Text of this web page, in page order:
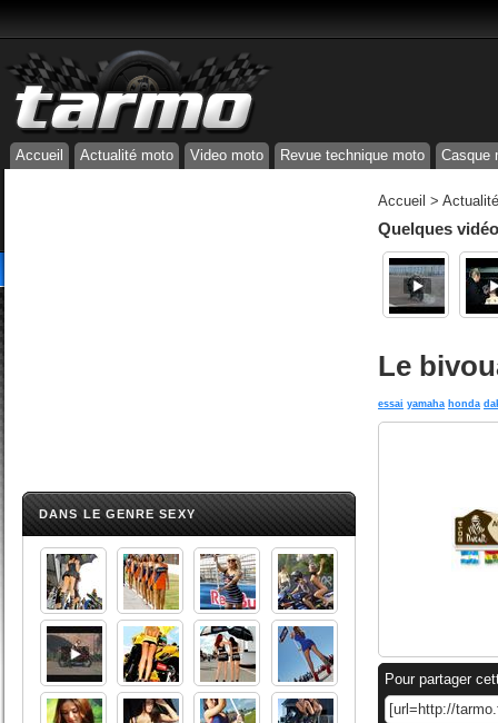
Accueil Actualité moto Video moto Revue technique moto Casque
DANS LE GENRE SEXY
Accueil >
Quelques
Le
essai yamaha honda
Pour partager